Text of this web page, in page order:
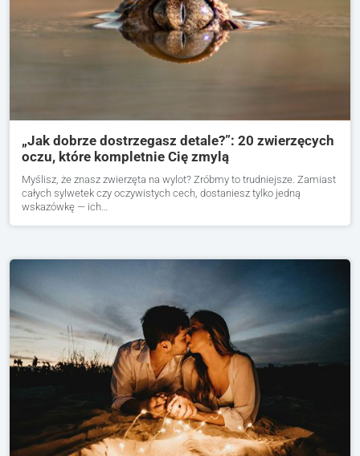
„Jak dobrze dostrzegasz detale?”: 20 zwierzęcych
oczu, które kompletnie Cię zmylą
Myślisz, że znasz zwierzęta na wylot? Zróbmy to trudniejsze. Zamiast
całych sylwetek czy oczywistych cech, dostaniesz tylko jedną
wskazówkę — ich…